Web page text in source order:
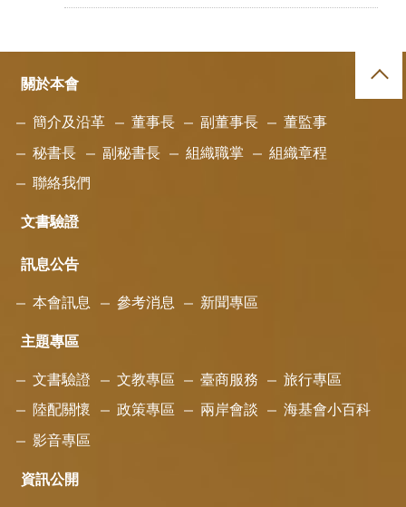
關於本會
簡介及沿革 董事長 副董事長 董監事
秘書長 副秘書長 組織職掌 組織章程
聯絡我們
文書驗證
訊息公告
本會訊息 參考消息 新聞專區
主題專區
文書驗證 文教專區 臺商服務 旅行專區
陸配關懷 政策專區 兩岸會談 海基會小百科
影音專區
資訊公開